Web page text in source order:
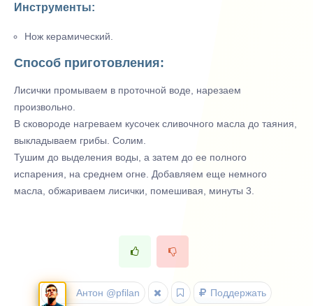
Инструменты:
Нож керамический.
Способ приготовления:
Лисички промываем в проточной воде, нарезаем
произвольно.
В сковороде нагреваем кусочек сливочного масла до таяния,
выкладываем грибы. Солим.
Тушим до выделения воды, а затем до ее полного
испарения, на среднем огне. Добавляем еще немного
масла, обжариваем лисички, помешивая, минуты 3.
Антон @pfilan Поддержать